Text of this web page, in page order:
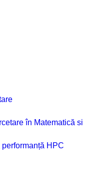
în Matematică si
HPC